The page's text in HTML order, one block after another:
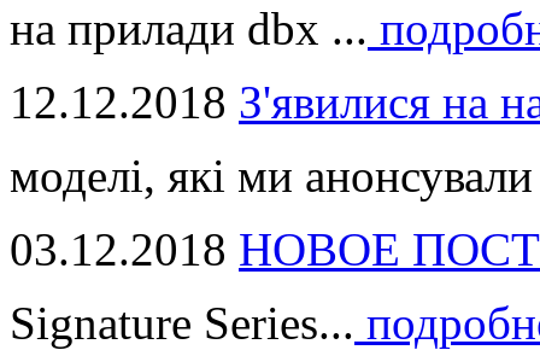
на прилади dbx ...
12.12.2018 З'явилися на
моделі, які ми
03.12.2018 НОВОЕ
Signature Series...